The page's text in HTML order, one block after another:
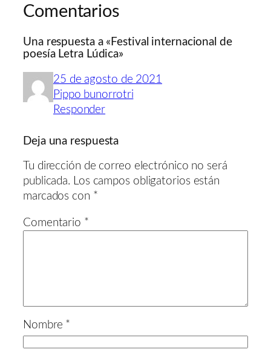
Comentarios
Una respuesta a «Festival internacional de
poesía Letra Lúdica»
25 de agosto de 2021
Pippo bunorrotri
Responder
Deja una respuesta
Tu dirección de correo electrónico no será
publicada. Los campos obligatorios están
marcados con *
Comentario *
Nombre *